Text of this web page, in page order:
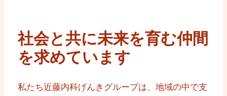
社会と共に未来を育む仲間
を求めています
私たち近藤内科げんきグループは、地域の中で支